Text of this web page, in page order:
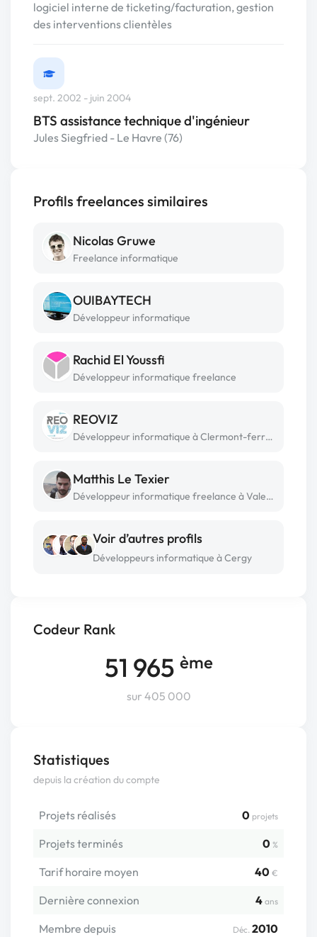
Codeur Rank
51 965 ème
sur 405 000
Statistiques
depuis la création du compte
Projets réalisés 0 projets
Projets terminés 0 %
Tarif horaire moyen 40 €
Dernière connexion 4 ans
Membre depuis Déc. 2010
logiciel interne de ticketing/facturation, gestion
des interventions clientèles
sept. 2002 - juin 2004
BTS assistance technique d'ingénieur
Jules Siegfried - Le Havre (76)
Profils freelances similaires
Nicolas Gruwe
Freelance informatique
OUIBAYTECH
Développeur informatique
Rachid El Youssfi
Développeur informatique freelance
REOVIZ
Développeur informatique à Clermont-ferrand
Matthis Le Texier
Développeur informatique freelance à Valencay
Voir d’autres profils
Développeurs informatique à Cergy